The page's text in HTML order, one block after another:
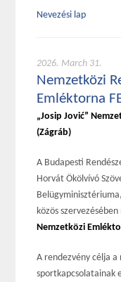
Nevezési lap
2026. March 31.
Nemzetközi
Emléktorna
„Josip Jović”
(Zágráb)
A Budapesti
Horvát Ökölvívó
közös
Nemzetközi
A rendezvény célja
sportkapcsolatainak